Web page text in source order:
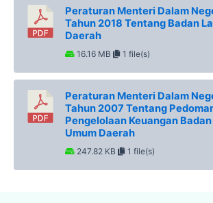
Peraturan Menteri Dalam
Tahun 2018 Tentang Badan
Daerah
16.16 MB 1 file(s)
Peraturan Menteri Dalam
Tahun 2007 Tentang
Pengelolaan Keuangan
Umum Daerah
247.82 KB 1 file(s)